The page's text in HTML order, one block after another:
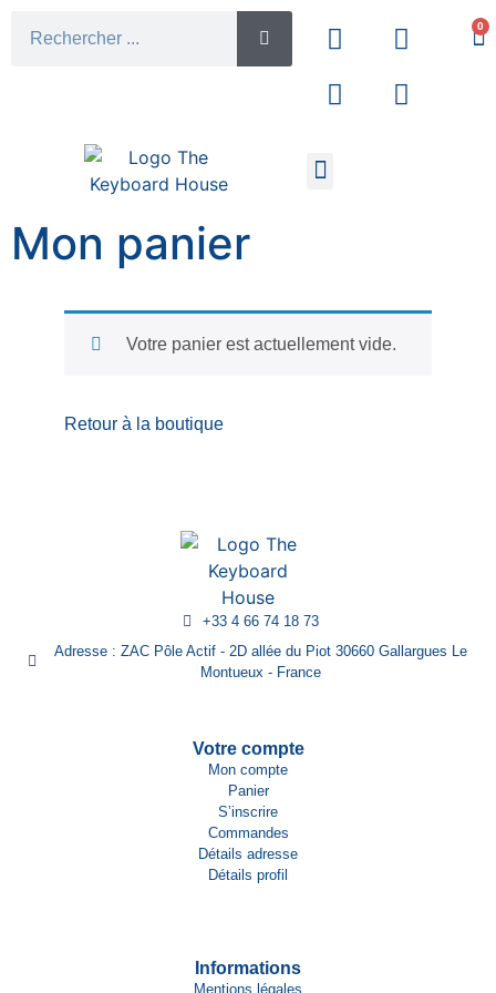
0
Mon panier
Votre panier est actuellement vide.
Retour à la boutique
+33 4 66 74 18 73
Adresse : ZAC Pôle Actif - 2D allée du Piot 30660 Gallargues Le
Montueux - France
Votre compte
Mon compte
Panier
S’inscrire
Commandes
Détails adresse
Détails profil
Informations
Mentions légales